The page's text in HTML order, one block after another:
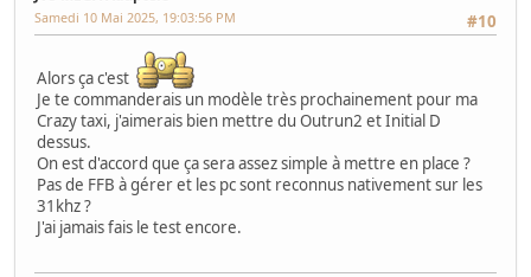
Crisis 4 DX-Pole Position Upright #10
Samedi 10 Mai 2025, 19:03:56 PM
Alors ça c'est
Je te commanderais un modèle très prochainement pour ma
Crazy taxi, j'aimerais bien mettre du Outrun2 et Initial D
dessus.
On est d'accord que ça sera assez simple à mettre en place ?
Pas de FFB à gérer et les pc sont reconnus nativement sur les
31khz ?
J'ai jamais fais le test encore.